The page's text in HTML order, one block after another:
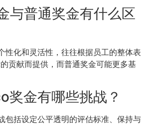
与普通奖金有什么区
性化和灵活性，往往根据员工的整体表
贡献而提供，而普通奖金可能更多基
奖金有哪些挑战？
包括设定公平透明的评估标准、保持与